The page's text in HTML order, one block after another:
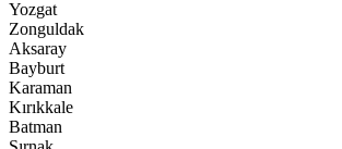
Yozgat
Zonguldak
Aksaray
Bayburt
Karaman
Kırıkkale
Batman